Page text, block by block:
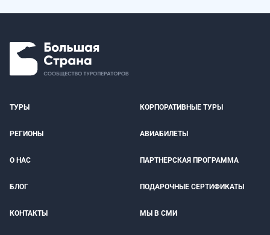
ТУРЫ КОРПОРАТИВНЫЕ ТУРЫ
РЕГИОНЫ АВИАБИЛЕТЫ
О НАС ПАРТНЕРСКАЯ ПРОГРАММА
БЛОГ ПОДАРОЧНЫЕ СЕРТИФИКАТЫ
КОНТАКТЫ МЫ В СМИ